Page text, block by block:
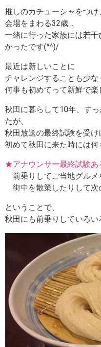
推しのカチューシャをつ
会場をまわる32歳…
一緒に行った家族には若
かったです(^^)/
最近は新しいことに
チャレンジすることも少な
何事も初めてって新鮮で楽
秋田に暮らして10年、す
たが、
秋田放送の最終試験を受け
初めて秋田に来た時には何
★アナウンサー最終試験
前乗りしてご当地グルメ
街中を散策したりして次
ということで、
秋田にも前乗りしていろい